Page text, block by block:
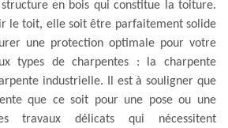
en bois qui constitue la toiture.
le toit, elle soit être parfaitement solide
une protection optimale pour votre
types de charpentes : la charpente
industrielle. Il est à souligner que
que ce soit pour une pose ou une
travaux délicats qui nécessitent